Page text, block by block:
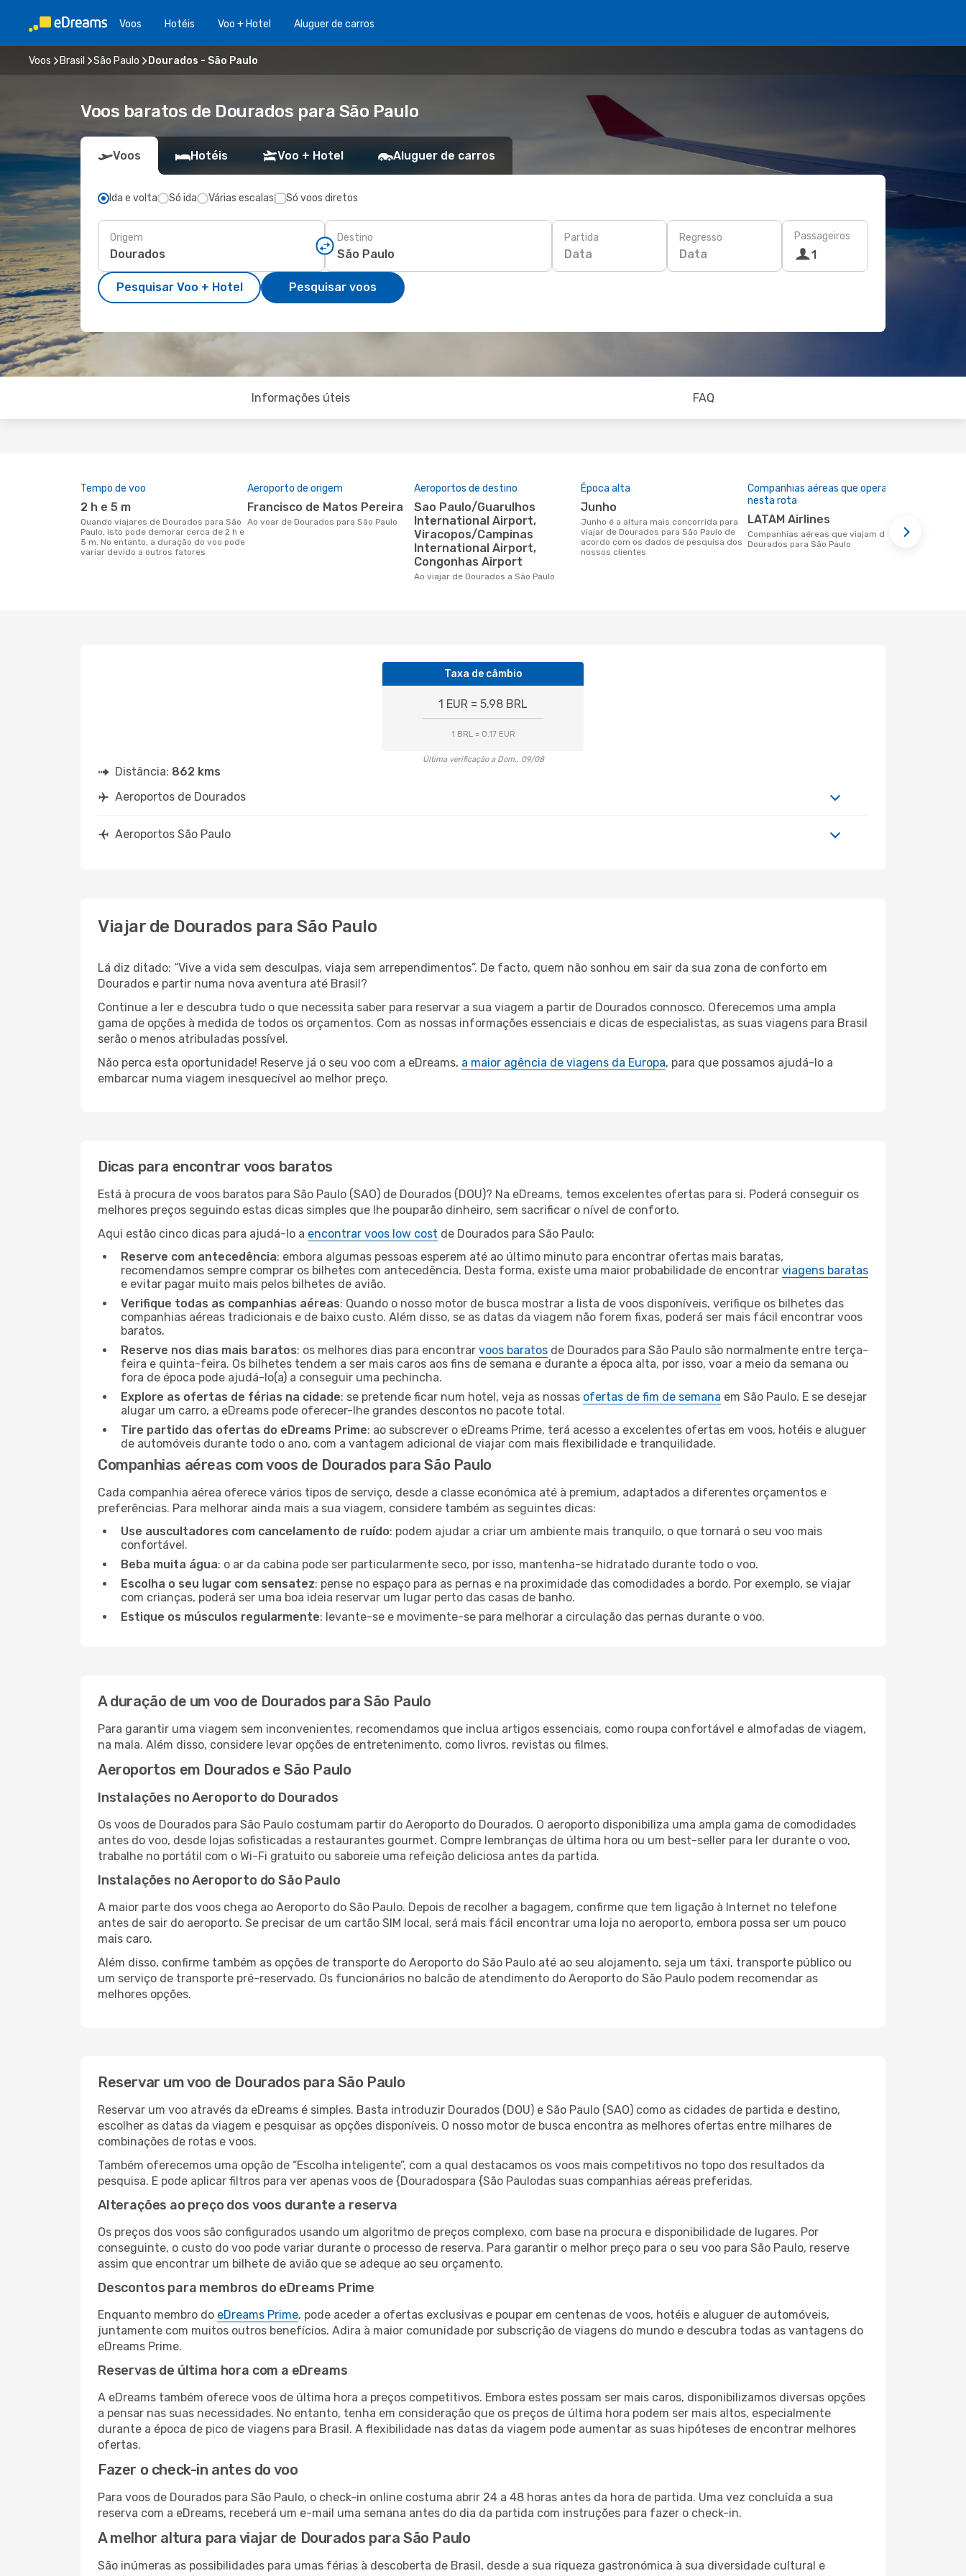
Voos Hotéis Voo + Hotel Aluguer de carros
Voos Brasil São Paulo Dourados - São Paulo
Voos baratos de Dourados para São Paulo
Voos Hotéis Voo + Hotel Aluguer de carros
Ida e volta Só ida Várias escalas Só voos diretos
Origem Destino Partida
Data
Regresso
Data
Passageiros
1
Pesquisar Voo + Hotel Pesquisar voos
Informações úteis FAQ
Tempo de voo
2 h e 5 m
Quando viajares de Dourados para São
Paulo, isto pode demorar cerca de 2 h e
5 m. No entanto, a duração do voo pode
variar devido a outros fatores
Aeroporto de origem
Francisco de Matos Pereira
Ao voar de Dourados para São Paulo
Aeroportos de destino
Sao Paulo/Guarulhos
International Airport,
Viracopos/Campinas
International Airport,
Congonhas Airport
Ao viajar de Dourados a São Paulo
Época alta
junho
junho é a altura mais concorrida para
viajar de Dourados para São Paulo de
acordo com os dados de pesquisa dos
nossos clientes
Companhias aéreas que operam
nesta rota
LATAM Airlines
Companhias aéreas que viajam de
Dourados para São Paulo
Taxa de câmbio
1 EUR = 5.98 BRL
1 BRL = 0.17 EUR
Última verificação a Dom., 09/08
Distância: 862 kms
Aeroportos de Dourados
Aeroportos São Paulo
Viajar de Dourados para São Paulo
Lá diz ditado: “Vive a vida sem desculpas, viaja sem arrependimentos”. De facto, quem não sonhou em sair da sua zona de conforto em
Dourados e partir numa nova aventura até Brasil?
Continue a ler e descubra tudo o que necessita saber para reservar a sua viagem a partir de Dourados connosco. Oferecemos uma ampla
gama de opções à medida de todos os orçamentos. Com as nossas informações essenciais e dicas de especialistas, as suas viagens para Brasil
serão o menos atribuladas possível.
Não perca esta oportunidade! Reserve já o seu voo com a eDreams, a maior agência de viagens da Europa, para que possamos ajudá-lo a
embarcar numa viagem inesquecível ao melhor preço.
Dicas para encontrar voos baratos
Está à procura de voos baratos para São Paulo (SAO) de Dourados (DOU)? Na eDreams, temos excelentes ofertas para si. Poderá conseguir os
melhores preços seguindo estas dicas simples que lhe pouparão dinheiro, sem sacrificar o nível de conforto.
Aqui estão cinco dicas para ajudá-lo a encontrar voos low cost de Dourados para São Paulo:
Reserve com antecedência: embora algumas pessoas esperem até ao último minuto para encontrar ofertas mais baratas,
recomendamos sempre comprar os bilhetes com antecedência. Desta forma, existe uma maior probabilidade de encontrar viagens baratas
e evitar pagar muito mais pelos bilhetes de avião.
Verifique todas as companhias aéreas: Quando o nosso motor de busca mostrar a lista de voos disponíveis, verifique os bilhetes das
companhias aéreas tradicionais e de baixo custo. Além disso, se as datas da viagem não forem fixas, poderá ser mais fácil encontrar voos
baratos.
Reserve nos dias mais baratos: os melhores dias para encontrar voos baratos de Dourados para São Paulo são normalmente entre terça-
feira e quinta-feira. Os bilhetes tendem a ser mais caros aos fins de semana e durante a época alta, por isso, voar a meio da semana ou
fora de época pode ajudá-lo(a) a conseguir uma pechincha.
Explore as ofertas de férias na cidade: se pretende ficar num hotel, veja as nossas ofertas de fim de semana em São Paulo. E se desejar
alugar um carro, a eDreams pode oferecer-lhe grandes descontos no pacote total.
Tire partido das ofertas do eDreams Prime: ao subscrever o eDreams Prime, terá acesso a excelentes ofertas em voos, hotéis e aluguer
de automóveis durante todo o ano, com a vantagem adicional de viajar com mais flexibilidade e tranquilidade.
Companhias aéreas com voos de Dourados para São Paulo
Cada companhia aérea oferece vários tipos de serviço, desde a classe económica até à premium, adaptados a diferentes orçamentos e
preferências. Para melhorar ainda mais a sua viagem, considere também as seguintes dicas:
Use auscultadores com cancelamento de ruído: podem ajudar a criar um ambiente mais tranquilo, o que tornará o seu voo mais
confortável.
Beba muita água: o ar da cabina pode ser particularmente seco, por isso, mantenha-se hidratado durante todo o voo.
Escolha o seu lugar com sensatez: pense no espaço para as pernas e na proximidade das comodidades a bordo. Por exemplo, se viajar
com crianças, poderá ser uma boa ideia reservar um lugar perto das casas de banho.
Estique os músculos regularmente: levante-se e movimente-se para melhorar a circulação das pernas durante o voo.
A duração de um voo de Dourados para São Paulo
Para garantir uma viagem sem inconvenientes, recomendamos que inclua artigos essenciais, como roupa confortável e almofadas de viagem,
na mala. Além disso, considere levar opções de entretenimento, como livros, revistas ou filmes.
Aeroportos em Dourados e São Paulo
Instalações no Aeroporto do Dourados
Os voos de Dourados para São Paulo costumam partir do Aeroporto do Dourados. O aeroporto disponibiliza uma ampla gama de comodidades
antes do voo, desde lojas sofisticadas a restaurantes gourmet. Compre lembranças de última hora ou um best-seller para ler durante o voo,
trabalhe no portátil com o Wi-Fi gratuito ou saboreie uma refeição deliciosa antes da partida.
Instalações no Aeroporto do São Paulo
A maior parte dos voos chega ao Aeroporto do São Paulo. Depois de recolher a bagagem, confirme que tem ligação à Internet no telefone
antes de sair do aeroporto. Se precisar de um cartão SIM local, será mais fácil encontrar uma loja no aeroporto, embora possa ser um pouco
mais caro.
Além disso, confirme também as opções de transporte do Aeroporto do São Paulo até ao seu alojamento, seja um táxi, transporte público ou
um serviço de transporte pré-reservado. Os funcionários no balcão de atendimento do Aeroporto do São Paulo podem recomendar as
melhores opções.
Reservar um voo de Dourados para São Paulo
Reservar um voo através da eDreams é simples. Basta introduzir Dourados (DOU) e São Paulo (SAO) como as cidades de partida e destino,
escolher as datas da viagem e pesquisar as opções disponíveis. O nosso motor de busca encontra as melhores ofertas entre milhares de
combinações de rotas e voos.
Também oferecemos uma opção de “Escolha inteligente”, com a qual destacamos os voos mais competitivos no topo dos resultados da
pesquisa. E pode aplicar filtros para ver apenas voos de {Douradospara {São Paulodas suas companhias aéreas preferidas.
Alterações ao preço dos voos durante a reserva
Os preços dos voos são configurados usando um algoritmo de preços complexo, com base na procura e disponibilidade de lugares. Por
conseguinte, o custo do voo pode variar durante o processo de reserva. Para garantir o melhor preço para o seu voo para São Paulo, reserve
assim que encontrar um bilhete de avião que se adeque ao seu orçamento.
Descontos para membros do eDreams Prime
Enquanto membro do eDreams Prime, pode aceder a ofertas exclusivas e poupar em centenas de voos, hotéis e aluguer de automóveis,
juntamente com muitos outros benefícios. Adira à maior comunidade por subscrição de viagens do mundo e descubra todas as vantagens do
eDreams Prime.
Reservas de última hora com a eDreams
A eDreams também oferece voos de última hora a preços competitivos. Embora estes possam ser mais caros, disponibilizamos diversas opções
a pensar nas suas necessidades. No entanto, tenha em consideração que os preços de última hora podem ser mais altos, especialmente
durante a época de pico de viagens para Brasil. A flexibilidade nas datas da viagem pode aumentar as suas hipóteses de encontrar melhores
ofertas.
Fazer o check-in antes do voo
Para voos de Dourados para São Paulo, o check-in online costuma abrir 24 a 48 horas antes da hora de partida. Uma vez concluída a sua
reserva com a eDreams, receberá um e-mail uma semana antes do dia da partida com instruções para fazer o check-in.
A melhor altura para viajar de Dourados para São Paulo
São inúmeras as possibilidades para umas férias à descoberta de Brasil, desde a sua riqueza gastronómica à sua diversidade cultural e